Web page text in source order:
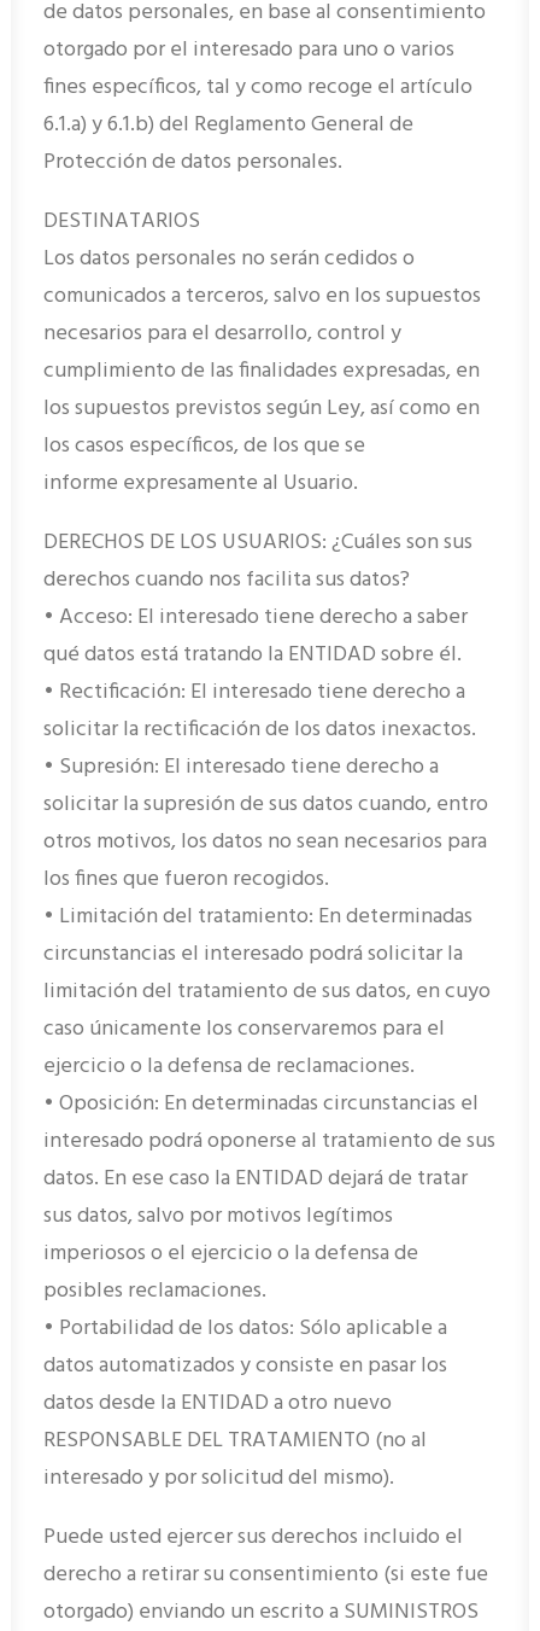
de datos personales, en base al consentimiento
otorgado por el interesado para uno o varios
fines específicos, tal y como recoge el artículo
6.1.a) y 6.1.b) del Reglamento General de
Protección de datos personales.
DESTINATARIOS
Los datos personales no serán cedidos o
comunicados a terceros, salvo en los supuestos
necesarios para el desarrollo, control y
cumplimiento de las finalidades expresadas, en
los supuestos previstos según Ley, así como en
los casos específicos, de los que se
informe expresamente al Usuario.
DERECHOS DE LOS USUARIOS: ¿Cuáles son sus
derechos cuando nos facilita sus datos?
• Acceso: El interesado tiene derecho a saber
qué datos está tratando la ENTIDAD sobre él.
• Rectificación: El interesado tiene derecho a
solicitar la rectificación de los datos inexactos.
• Supresión: El interesado tiene derecho a
solicitar la supresión de sus datos cuando, entro
otros motivos, los datos no sean necesarios para
los fines que fueron recogidos.
• Limitación del tratamiento: En determinadas
circunstancias el interesado podrá solicitar la
limitación del tratamiento de sus datos, en cuyo
caso únicamente los conservaremos para el
ejercicio o la defensa de reclamaciones.
• Oposición: En determinadas circunstancias el
interesado podrá oponerse al tratamiento de sus
datos. En ese caso la ENTIDAD dejará de tratar
sus datos, salvo por motivos legítimos
imperiosos o el ejercicio o la defensa de
posibles reclamaciones.
• Portabilidad de los datos: Sólo aplicable a
datos automatizados y consiste en pasar los
datos desde la ENTIDAD a otro nuevo
RESPONSABLE DEL TRATAMIENTO (no al
interesado y por solicitud del mismo).
Puede usted ejercer sus derechos incluido el
derecho a retirar su consentimiento (si este fue
otorgado) enviando un escrito a SUMINISTROS